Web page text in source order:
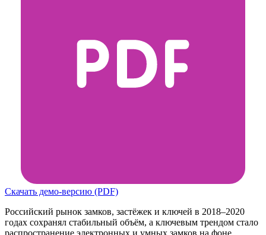
Скачать демо-версию (PDF)
Российский рынок замков, застёжек и ключей в 2018–2020
годах сохранял стабильный объём, а ключевым трендом стало
распространение электронных и умных замков на фоне